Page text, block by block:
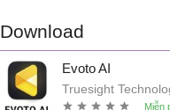
Download
Evoto AI
Truesight